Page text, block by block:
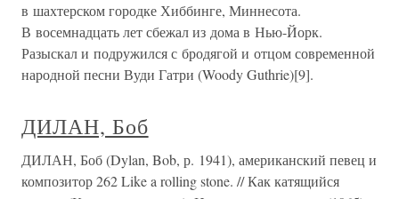
в шахтерском городке Хиббинге, Миннесота.
В восемнадцать лет сбежал из дома в Нью-Йорк.
Разыскал и подружился с бродягой и отцом современной
народной песни Вуди Гатри (Woody Guthrie)[9].
ДИЛАН, Боб
ДИЛАН, Боб (Dylan, Bob, р. 1941), американский певец и
композитор 262 Like a rolling stone. // Как катящийся